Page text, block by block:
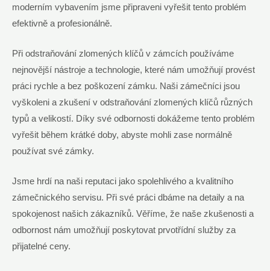
moderním vybavením jsme připraveni vyřešit tento problém
efektivně a profesionálně.
Při odstraňování zlomených klíčů v zámcích používáme
nejnovější nástroje a technologie, které nám umožňují provést
práci rychle a bez poškození zámku. Naši zámečníci jsou
vyškoleni a zkušení v odstraňování zlomených klíčů různých
typů a velikostí. Díky své odbornosti dokážeme tento problém
vyřešit během krátké doby, abyste mohli zase normálně
používat své zámky.
Jsme hrdí na naši reputaci jako spolehlivého a kvalitního
zámečnického servisu. Při své práci dbáme na detaily a na
spokojenost našich zákazníků. Věříme, že naše zkušenosti a
odbornost nám umožňují poskytovat prvotřídní služby za
přijatelné ceny.